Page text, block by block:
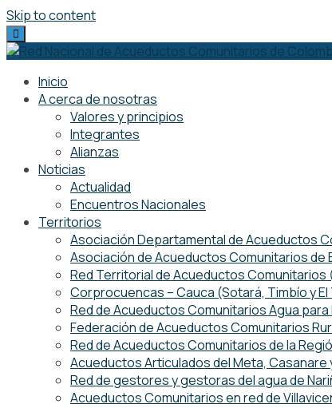
Skip to content
Inicio
A cerca de nosotras
Valores y principios
Integrantes
Alianzas
Noticias
Actualidad
Encuentros Nacionales
Territorios
Asociación Departamental de Acueductos
Asociación de Acueductos Comunitarios de
Red Territorial de Acueductos Comunitarios
Corprocuencas – Cauca (Sotará, Timbío y El
Red de Acueductos Comunitarios Agua para
Federación de Acueductos Comunitarios
Red de Acueductos Comunitarios de la
Acueductos Articulados del Meta, Casanare
Red de gestores y gestoras del agua de
Acueductos Comunitarios en red de